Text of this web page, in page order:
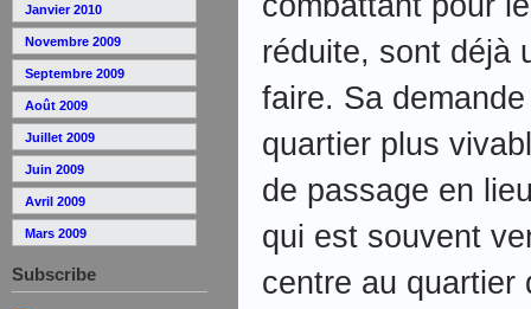
Janvier 2010
Novembre 2009
Septembre 2009
Août 2009
Juillet 2009
Juin 2009
Avril 2009
Mars 2009
Subscribe
réduite, sont déjà
faire. Sa
quartier plus
de passage en
qui est souvent
centre au quartier